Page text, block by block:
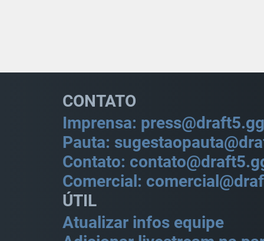
CONTATO
Imprensa: press@draft5.gg
Pauta:
Contato:
Comercial:
ÚTIL
Atualizar infos equipe